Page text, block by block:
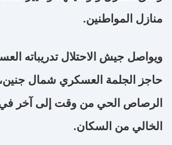
منازل المواطنين.
ويواصل جيش الاحتلال تدريباته
حاجز الجلمة العسكري شمال
الرصاص الحي من وقت إلى آخر
الخالي من السكان.